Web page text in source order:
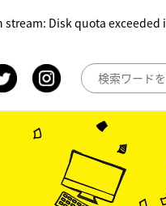
Disk quota exceeded